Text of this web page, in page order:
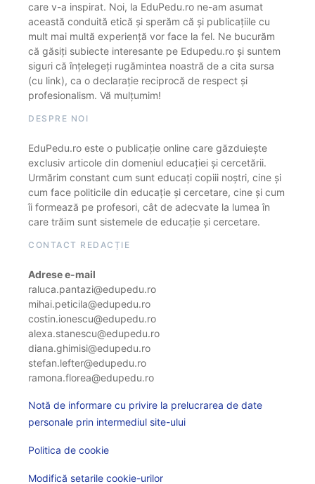
care v-a inspirat. Noi, la EduPedu.ro ne-am asumat
această conduită etică și sperăm că și publicațiile cu
mult mai multă experiență vor face la fel. Ne bucurăm
că găsiți subiecte interesante pe Edupedu.ro și suntem
siguri că înțelegeți rugămintea noastră de a cita sursa
(cu link), ca o declarație reciprocă de respect și
profesionalism. Vă mulțumim!
DESPRE NOI
EduPedu.ro este o publicație online care găzduiește
exclusiv articole din domeniul educației și cercetării.
Urmărim constant cum sunt educați copiii noștri, cine și
cum face politicile din educație și cercetare, cine și cum
îi formează pe profesori, cât de adecvate la lumea în
care trăim sunt sistemele de educație și cercetare.
CONTACT REDACȚIE
Adrese e-mail
raluca.pantazi@edupedu.ro
mihai.peticila@edupedu.ro
costin.ionescu@edupedu.ro
alexa.stanescu@edupedu.ro
diana.ghimisi@edupedu.ro
stefan.lefter@edupedu.ro
ramona.florea@edupedu.ro
Notă de informare cu privire la prelucrarea de date
personale prin intermediul site-ului
Politica de cookie
Modifică setarile cookie-urilor